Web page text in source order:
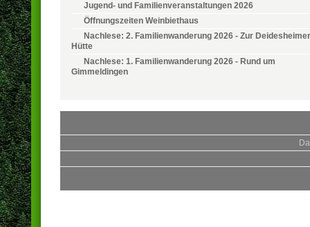
Jugend- und Familienveranstaltungen 2026
Öffnungszeiten Weinbiethaus
Nachlese: 2. Familienwanderung 2026 - Zur Deidesheimer
Hütte
Nachlese: 1. Familienwanderung 2026 - Rund um
Gimmeldingen